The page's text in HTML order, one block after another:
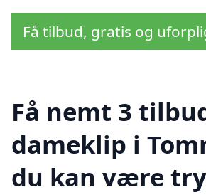
Få tilbud, gratis og
Få nemt 3
dameklip i
du kan være